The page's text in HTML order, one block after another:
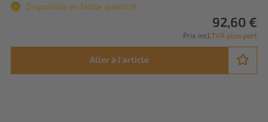
Disponible en faible quantité.
92,60 €
Prix incl. TVA plus port
Aller à l'article